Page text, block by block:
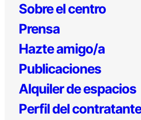
Sobre el centro
Prensa
Hazte amigo/a
Publicaciones
Alquiler de espacios
Perfil del contratante